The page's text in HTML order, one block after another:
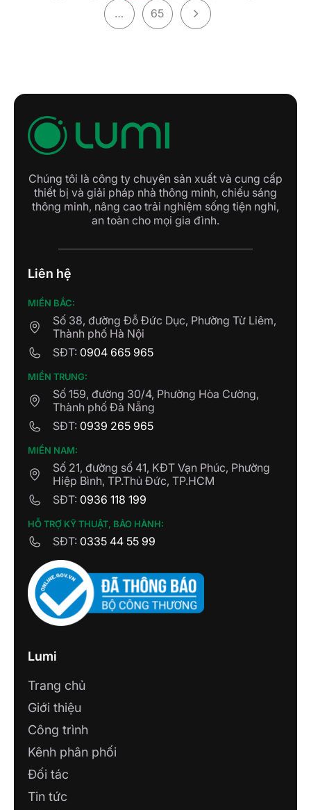
… 65
Chúng tôi là công ty chuyên sản xuất và cung cấp
thiết bị và giải pháp nhà thông minh, chiếu sáng
thông minh, nâng cao trải nghiệm sống tiện nghi,
an toàn cho mọi gia đình.
Liên hệ
MIỀN BẮC:
Số 38, đường Đỗ Đức Dục, Phường Từ Liêm,
Thành phố Hà Nội
SĐT: 0904 665 965
MIỀN TRUNG:
Số 159, đường 30/4, Phường Hòa Cường,
Thành phố Đà Nẵng
SĐT: 0939 265 965
MIỀN NAM:
Số 21, đường số 41, KĐT Vạn Phúc, Phường
Hiệp Bình, TP.Thủ Đức, TP.HCM
SĐT: 0936 118 199
HỖ TRỢ KỸ THUẬT, BẢO HÀNH:
SĐT: 0335 44 55 99
Lumi
Trang chủ
Giới thiệu
Công trình
Kênh phân phối
Đối tác
Tin tức